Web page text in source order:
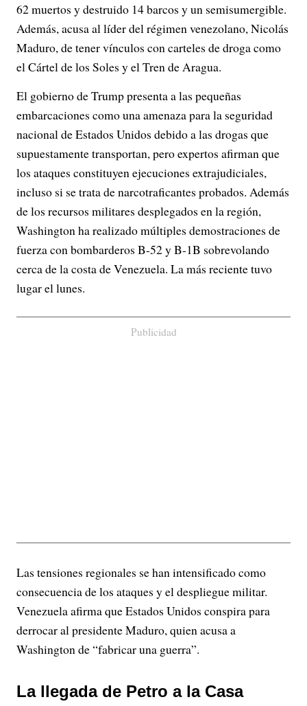
62 muertos y destruido 14 barcos y un semisumergible.
Además, acusa al líder del régimen venezolano, Nicolás
Maduro, de tener vínculos con carteles de droga como
el Cártel de los Soles y el Tren de Aragua.
El gobierno de Trump presenta a las pequeñas
embarcaciones como una amenaza para la seguridad
nacional de Estados Unidos debido a las drogas que
supuestamente transportan, pero expertos afirman que
los ataques constituyen ejecuciones extrajudiciales,
incluso si se trata de narcotraficantes probados. Además
de los recursos militares desplegados en la región,
Washington ha realizado múltiples demostraciones de
fuerza con bombarderos B-52 y B-1B sobrevolando
cerca de la costa de Venezuela. La más reciente tuvo
lugar el lunes.
Publicidad
Las tensiones regionales se han intensificado como
consecuencia de los ataques y el despliegue militar.
Venezuela afirma que Estados Unidos conspira para
derrocar al presidente Maduro, quien acusa a
Washington de “fabricar una guerra”.
La llegada de Petro a la Casa